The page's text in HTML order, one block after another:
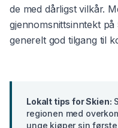
de med dårligst vilkår.
gjennomsnittsinntekt på
generelt god tilgang til
Lokalt tips forSkien:
regionen med
unge kjøper sin